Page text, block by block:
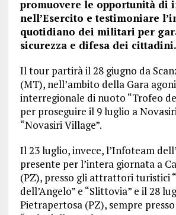
promuovere le opportunità di
nell’Esercito e testimoniare
quotidiano dei militari per
sicurezza e difesa dei cittadini.
Il tour partirà il 28 giugno da
(MT), nell’ambito della Gara
interregionale di nuoto “Trofeo
per proseguire il 9 luglio a
“Novasiri Village”.
Il 23 luglio, invece, l’Infoteam
presente per l’intera giornata a
(PZ), presso gli attrattori turistici
dell’Angelo” e “Slittovia” e il 28
Pietrapertosa (PZ), sempre